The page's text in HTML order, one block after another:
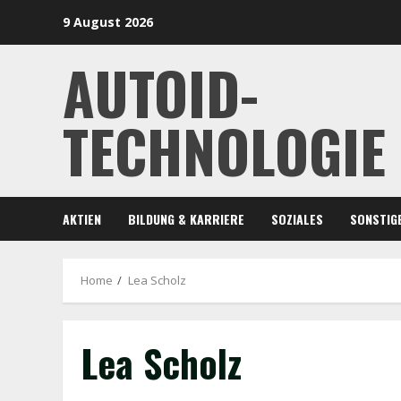
9 August 2026
AUTOID-
TECHNOLOGIE
AKTIEN BILDUNG & KARRIERE SOZIALES
Home Lea Scholz
Lea Scholz